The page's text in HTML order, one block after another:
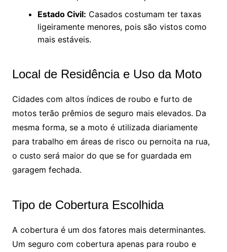
Estado Civil: Casados costumam ter taxas
ligeiramente menores, pois são vistos como
mais estáveis.
Local de Residência e Uso da Moto
Cidades com altos índices de roubo e furto de
motos terão prêmios de seguro mais elevados. Da
mesma forma, se a moto é utilizada diariamente
para trabalho em áreas de risco ou pernoita na rua,
o custo será maior do que se for guardada em
garagem fechada.
Tipo de Cobertura Escolhida
A cobertura é um dos fatores mais determinantes.
Um seguro com cobertura apenas para roubo e